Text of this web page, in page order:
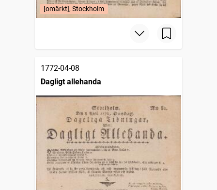
[omärkt], Stockholm
1772-04-08
Dagligt allehanda